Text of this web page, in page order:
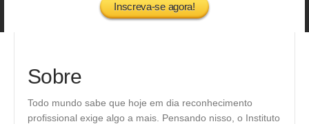
Inscreva-se agora!
Sobre
Todo mundo sabe que hoje em dia reconhecimento
profissional exige algo a mais. Pensando nisso, o Instituto